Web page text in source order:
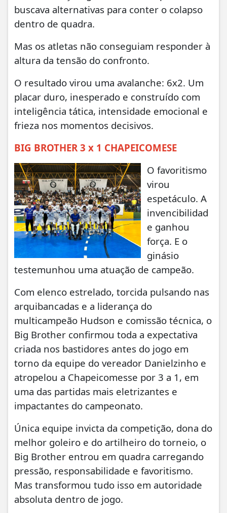
buscava alternativas para conter o colapso
dentro de quadra.
Mas os atletas não conseguiam responder à
altura da tensão do confronto.
O resultado virou uma avalanche: 6x2. Um
placar duro, inesperado e construído com
inteligência tática, intensidade emocional e
frieza nos momentos decisivos.
BIG BROTHER 3 x 1 CHAPEICOMESE
O favoritismo
virou
espetáculo. A
invencibilidad
e ganhou
força. E o
ginásio
testemunhou uma atuação de campeão.
Com elenco estrelado, torcida pulsando nas
arquibancadas e a liderança do
multicampeão Hudson e comissão técnica, o
Big Brother confirmou toda a expectativa
criada nos bastidores antes do jogo em
torno da equipe do vereador Danielzinho e
atropelou a Chapeicomesse por 3 a 1, em
uma das partidas mais eletrizantes e
impactantes do campeonato.
Única equipe invicta da competição, dona do
melhor goleiro e do artilheiro do torneio, o
Big Brother entrou em quadra carregando
pressão, responsabilidade e favoritismo.
Mas transformou tudo isso em autoridade
absoluta dentro de jogo.